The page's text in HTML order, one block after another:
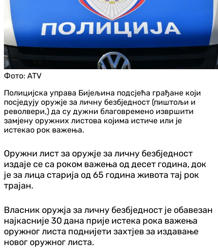
Фото: ATV
Полицијска управа Бијељина подсјећа грађане који
посједују оружје за личну безбједност (пиштољи и
револвери,) да су дужни благовремено извршити
замјену оружних листова којима истиче или је
истекао рок важења.
Оружни лист за оружје за личну безбједност
издаје се са роком важења од десет година, док
је за лица старија од 65 година живота тај рок
трајан.
Власник оружја за личну безбједност је обавезан
најкасније 30 дана прије истека рока важења
оружног листа поднијети захтјев за издавање
новог оружног листа.